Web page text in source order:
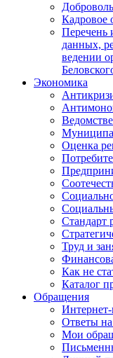
Кадровое
Перечень
данных,
ведении
Экономика
Оценка
Стандарт
Труд и
Как не
Каталог
Обращения
Ответы
Мои